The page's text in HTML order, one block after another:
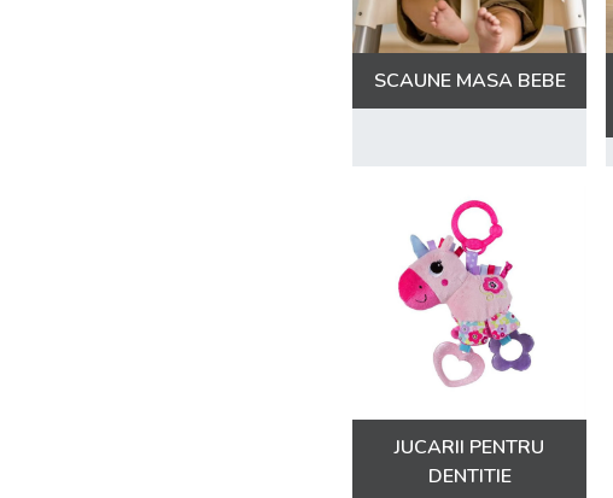
SCAUNE MASA BEBE
JUCARII PENTRU
DENTITIE